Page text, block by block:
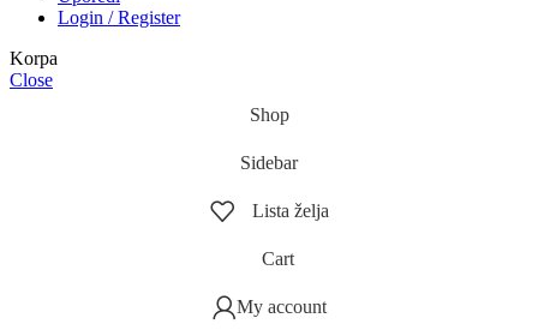
Login / Register
Korpa
Close
Shop
Sidebar
Lista želja
Cart
My account